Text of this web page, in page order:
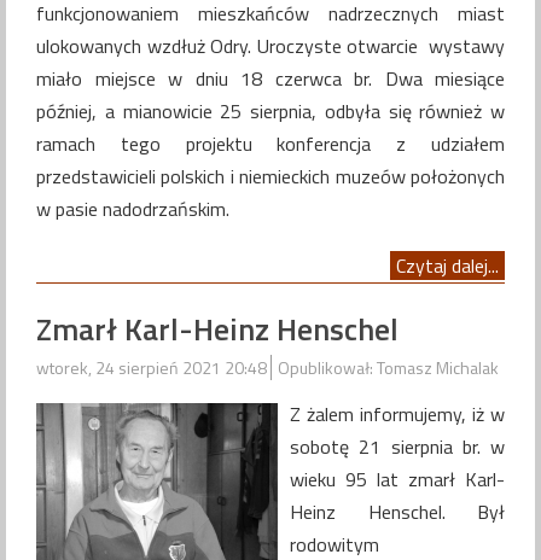
funkcjonowaniem mieszkańców nadrzecznych miast
ulokowanych wzdłuż Odry. Uroczyste otwarcie wystawy
miało miejsce w dniu 18 czerwca br. Dwa miesiące
później, a mianowicie 25 sierpnia, odbyła się również w
ramach tego projektu konferencja z udziałem
przedstawicieli polskich i niemieckich muzeów położonych
w pasie nadodrzańskim.
Czytaj dalej...
Zmarł Karl-Heinz Henschel
wtorek, 24 sierpień 2021 20:48 Opublikował: Tomasz Michalak
Z żalem informujemy, iż w
sobotę 21 sierpnia br. w
wieku 95 lat zmarł Karl-
Heinz Henschel. Był
rodowitym